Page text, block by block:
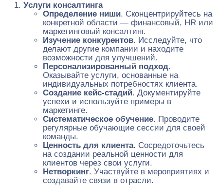
Услуги консалтинга
Определение ниши. Сконцентрируйтесь на
конкретной области — финансовый, HR или
маркетинговый консалтинг.
Изучение конкурентов. Исследуйте, что
делают другие компании и находите
возможности для улучшений.
Персонализированный подход.
Оказывайте услуги, основанные на
индивидуальных потребностях клиента.
Создание кейс-стадий. Документируйте
успехи и используйте примеры в
маркетинге.
Систематическое обучение. Проводите
регулярные обучающие сессии для своей
команды.
Ценность для клиента. Сосредоточьтесь
на создании реальной ценности для
клиентов через свои услуги.
Нетворкинг. Участвуйте в мероприятиях и
создавайте связи в отрасли.